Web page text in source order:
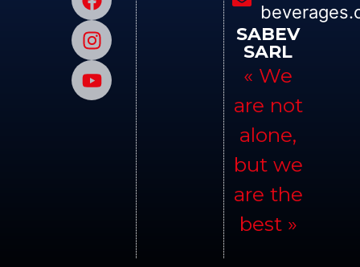
SABEV
SARL
« We
are not
alone,
but we
are the
best »